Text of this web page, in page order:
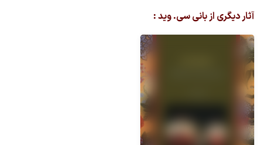
آثار دیگری از بانی سی. وید :